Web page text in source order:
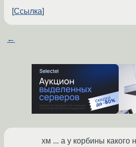
Ссылка
←
хм ... а у корбины какого